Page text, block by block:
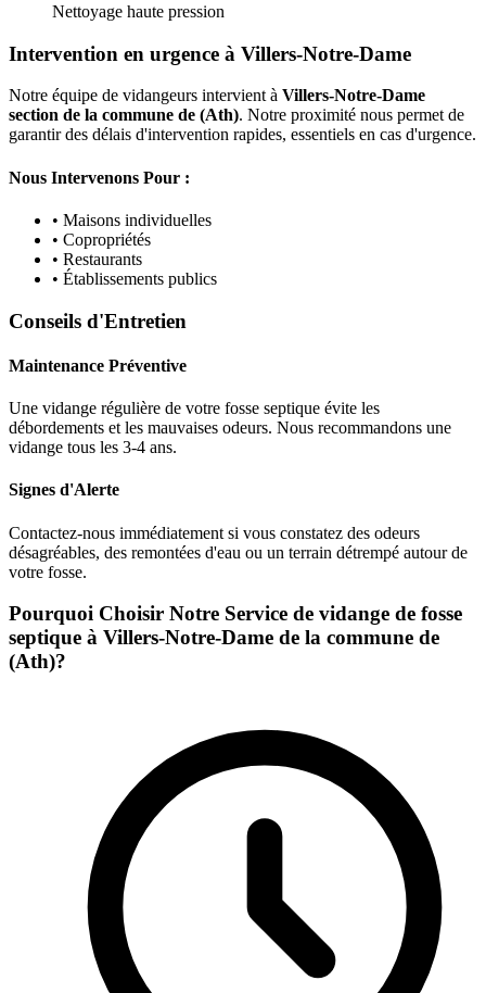
Nettoyage haute pression
Intervention en urgence à Villers-Notre-Dame
Notre équipe de vidangeurs intervient à Villers-Notre-Dame
section de la commune de (Ath). Notre proximité nous permet de
garantir des délais d'intervention rapides, essentiels en cas d'urgence.
Nous Intervenons Pour :
• Maisons individuelles
• Copropriétés
• Restaurants
• Établissements publics
Conseils d'Entretien
Maintenance Préventive
Une vidange régulière de votre fosse septique évite les
débordements et les mauvaises odeurs. Nous recommandons une
vidange tous les 3-4 ans.
Signes d'Alerte
Contactez-nous immédiatement si vous constatez des odeurs
désagréables, des remontées d'eau ou un terrain détrempé autour de
votre fosse.
Pourquoi Choisir Notre Service de vidange de fosse
septique à Villers-Notre-Dame de la commune de
(Ath)?